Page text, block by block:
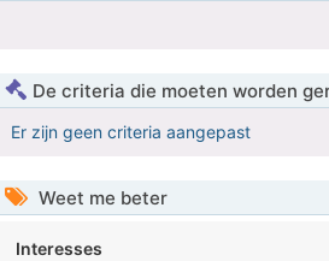
De criteria die moeten worden
Er zijn geen criteria aangepast
Weet me beter
Interesses